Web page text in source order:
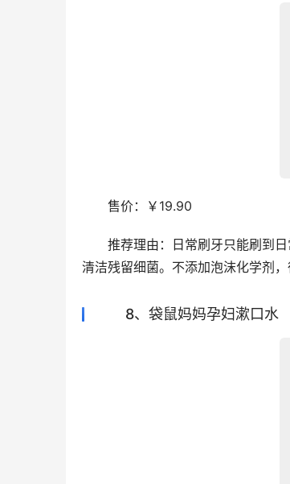
售价：￥19.90
推荐理由：日常刷牙只能刷到日
清洁残留细菌。不添加泡沫化学剂，
8、袋鼠妈妈孕妇漱口水